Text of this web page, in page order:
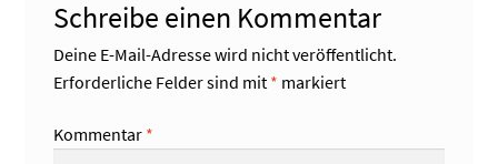
Schreibe einen Kommentar
Deine E-Mail-Adresse wird nicht veröffentlicht.
Erforderliche Felder sind mit * markiert
Kommentar *